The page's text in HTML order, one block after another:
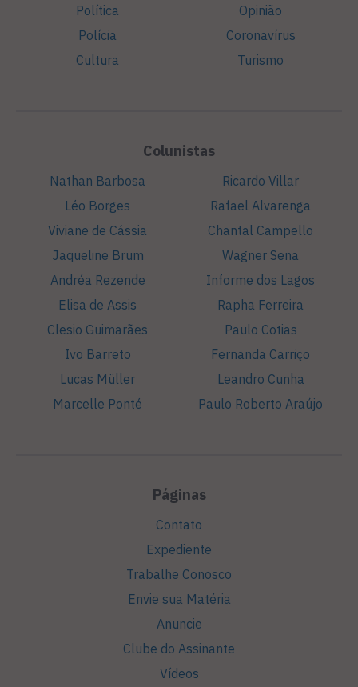
Política
Polícia
Cultura
Opinião
Coronavírus
Turismo
Colunistas
Nathan Barbosa
Léo Borges
Viviane de Cássia
Jaqueline Brum
Andréa Rezende
Elisa de Assis
Clesio Guimarães
Ivo Barreto
Lucas Müller
Marcelle Ponté
Ricardo Villar
Rafael Alvarenga
Chantal Campello
Wagner Sena
Informe dos Lagos
Rapha Ferreira
Paulo Cotias
Fernanda Carriço
Leandro Cunha
Paulo Roberto Araújo
Páginas
Contato
Expediente
Trabalhe Conosco
Envie sua Matéria
Anuncie
Clube do Assinante
Vídeos